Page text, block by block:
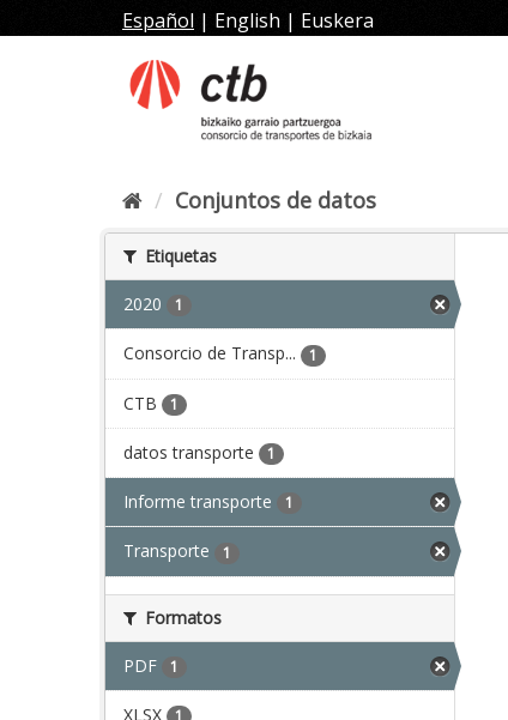
al
Español | English | Euskera
Conjuntos de datos
Etiquetas
2020 1
Consorcio de Transp... 1
CTB 1
datos transporte 1
Informe transporte 1
Transporte 1
Formatos
PDF 1
XLSX 1